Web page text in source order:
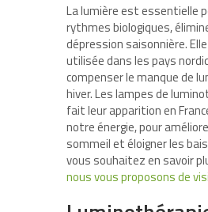
La lumière est essentielle
rythmes biologiques,
dépression saisonnière.
utilisée dans les pays
compenser le manque de
hiver. Les lampes de
fait leur apparition en
notre énergie, pour
sommeil et éloigner les
vous souhaitez en savoir
nous vous proposons de